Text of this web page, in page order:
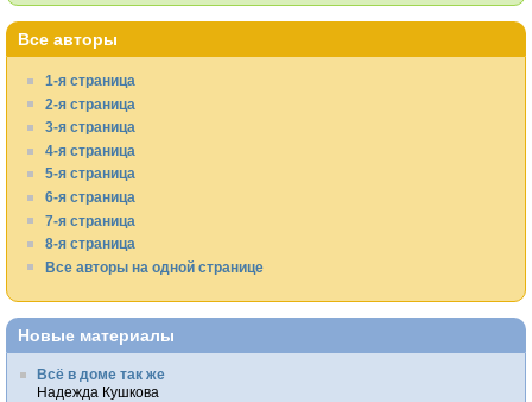
Все авторы
1-я страница
2-я страница
3-я страница
4-я страница
5-я страница
6-я страница
7-я страница
8-я страница
Все авторы на одной странице
Новые материалы
Всё в доме так же
Надежда Кушкова